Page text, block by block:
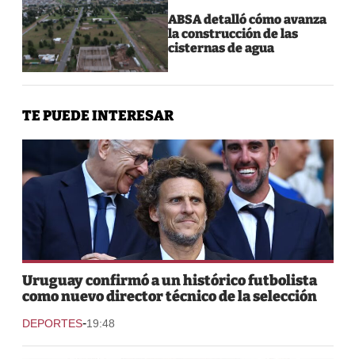
ABSA detalló cómo avanza
la construcción de las
cisternas de agua
TE PUEDE INTERESAR
Uruguay confirmó a un histórico futbolista
como nuevo director técnico de la selección
DEPORTES-19:48